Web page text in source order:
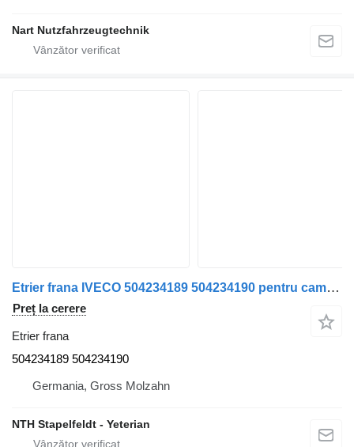
Nart Nutzfahrzeugtechnik
Etrier frana IVECO 504234189 504234190 pentru camion IVECO Eurocargo 75 E16 / 75 E18
Preț la cerere
Etrier frana
504234189 504234190
Germania, Gross Molzahn
NTH Stapelfeldt - Yeterian